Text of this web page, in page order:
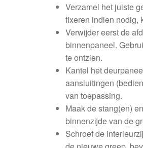
Verzamel het juiste
fixeren indien nodig,
Verwijder eerst de
binnenpaneel.
te ontzien.
Kantel het
aansluitingen
van toepassing.
Maak de stang(en)
binnenzijde van de
Schroef de